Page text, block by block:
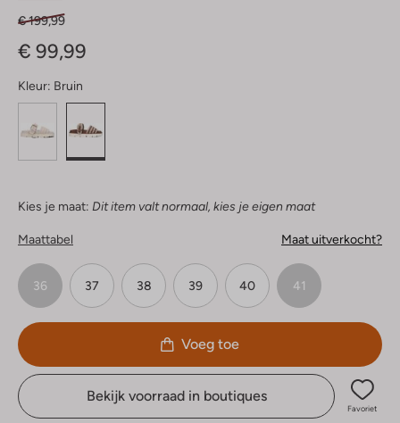
€ 199,99
€ 99,99
Kleur: Bruin
Kies je maat: Dit item valt normaal, kies je eigen maat
Maattabel Maat uitverkocht?
36 37 38 39 40 41
Voeg toe
Bekijk voorraad in boutiques
Favoriet